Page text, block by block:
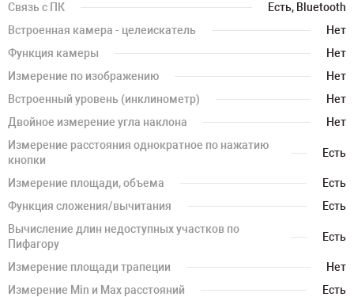
Связь с ПК
Есть, Bluetooth
Встроенная камера - целеискатель
Нет
Функция камеры
Нет
Измерение по изображению
Нет
Встроенный уровень (инклинометр)
Нет
Двойное измерение угла наклона
Нет
Измерение расстояния однократное по нажатию
кнопки
Есть
Измерение площади, объема
Есть
Функция сложения/вычитания
Есть
Вычисление длин недоступных участков по
Пифагору
Есть
Измерение площади трапеции
Нет
Измерение Min и Max расстояний
Есть